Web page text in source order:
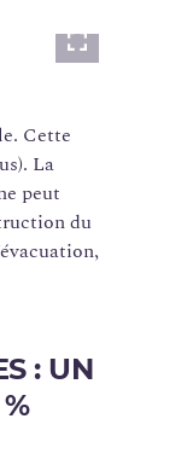
Lightbox
Cette
La
peut
du
: UN